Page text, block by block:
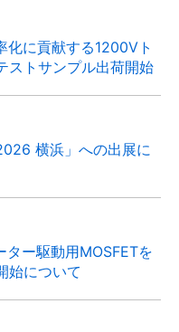
化に貢献する1200Vト
ストサンプル出荷開始
横浜」への出展に
ター駆動用MOSFETを
始について